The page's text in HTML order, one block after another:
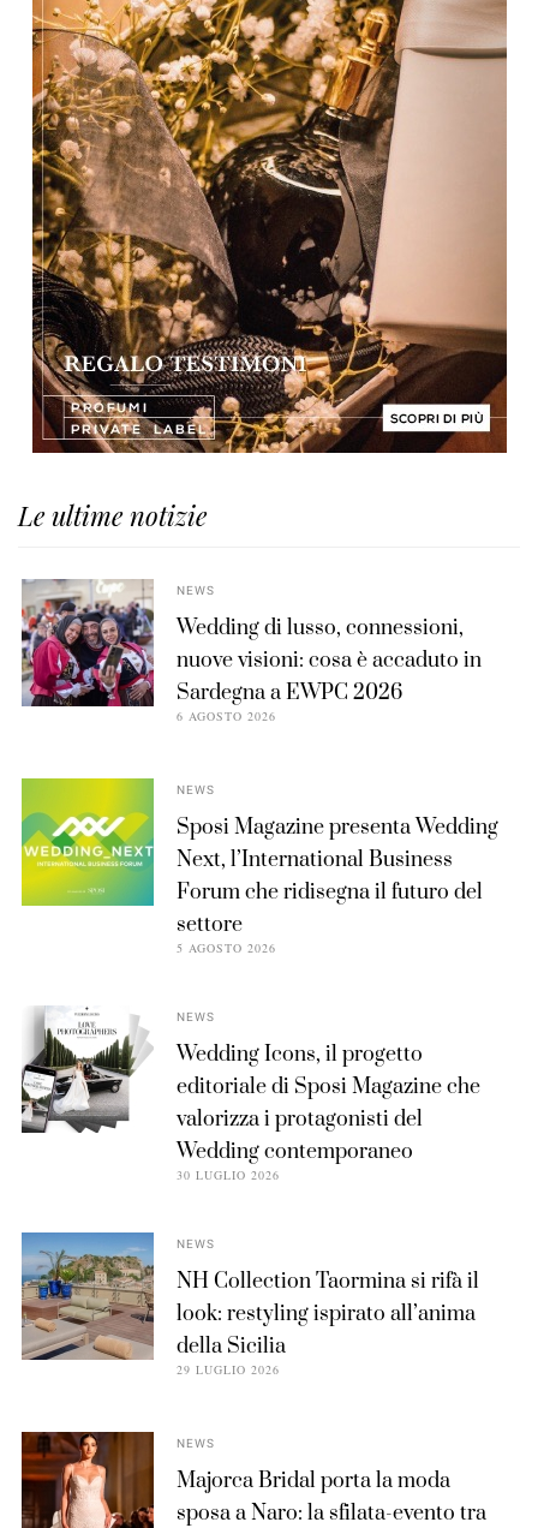
Le ultime notizie
NEWS
Wedding di lusso, connessioni,
nuove visioni: cosa è accaduto in
Sardegna a EWPC 2026
6 AGOSTO 2026
NEWS
Sposi Magazine presenta Wedding
Next, l’International Business
Forum che ridisegna il futuro del
settore
5 AGOSTO 2026
NEWS
Wedding Icons, il progetto
editoriale di Sposi Magazine che
valorizza i protagonisti del
Wedding contemporaneo
30 LUGLIO 2026
NEWS
NH Collection Taormina si rifà il
look: restyling ispirato all’anima
della Sicilia
29 LUGLIO 2026
NEWS
Majorca Bridal porta la moda
sposa a Naro: la sfilata-evento tra